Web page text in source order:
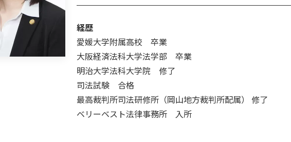
経歴
愛媛大学附属高校 卒業
大阪経済法科大学法学部 卒業
明治大学法科大学院 修了
司法試験 合格
最高裁判所司法研修所（岡山地方裁判所配属） 修了
ベリーベスト法律事務所 入所